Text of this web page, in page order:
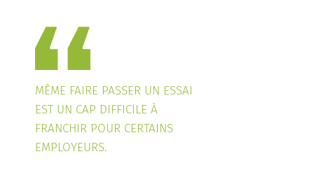
MÊME FAIRE PASSER UN ESSAI
EST UN CAP DIFFICILE À
FRANCHIR POUR CERTAINS
EMPLOYEURS.